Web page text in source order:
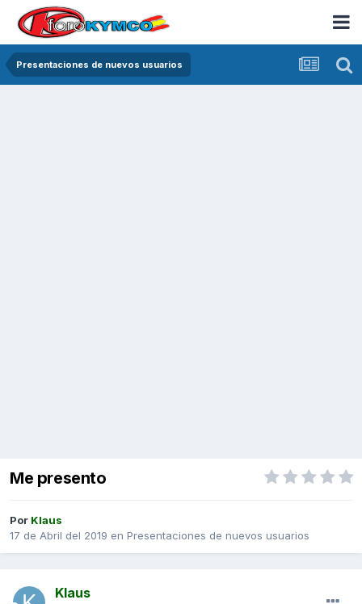
Presentaciones de nuevos usuarios
Me presento
Por Klaus
17 de Abril del 2019 en Presentaciones de nuevos usuarios
Klaus